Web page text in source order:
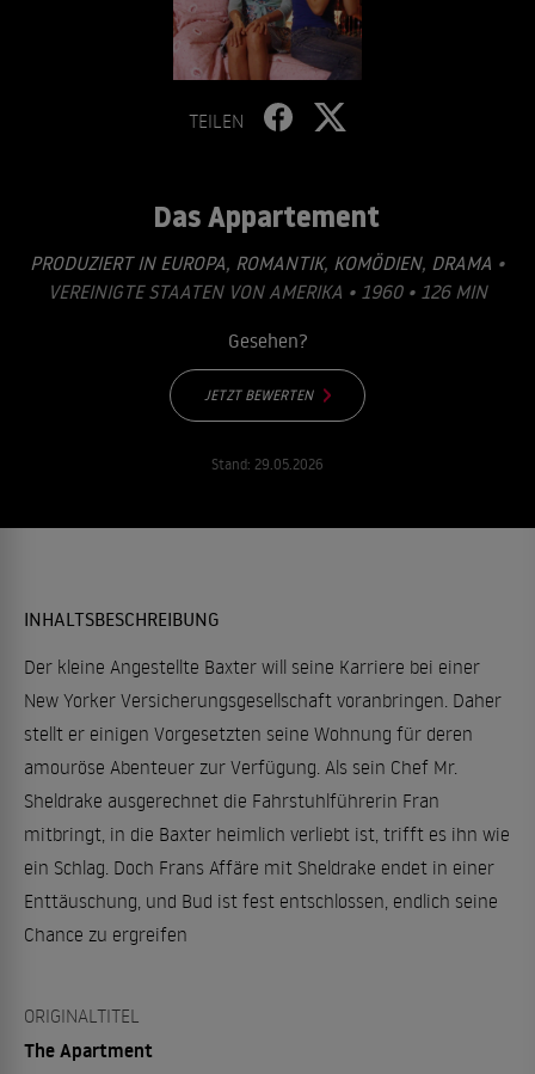
TEILEN
Das Appartement
PRODUZIERT IN EUROPA, ROMANTIK, KOMÖDIEN, DRAMA •
VEREINIGTE STAATEN VON AMERIKA • 1960 • 126 MIN
Gesehen?
JETZT BEWERTEN
Stand: 29.05.2026
INHALTSBESCHREIBUNG
Der kleine Angestellte Baxter will seine Karriere bei einer
New Yorker Versicherungsgesellschaft voranbringen. Daher
stellt er einigen Vorgesetzten seine Wohnung für deren
amouröse Abenteuer zur Verfügung. Als sein Chef Mr.
Sheldrake ausgerechnet die Fahrstuhlführerin Fran
mitbringt, in die Baxter heimlich verliebt ist, trifft es ihn wie
ein Schlag. Doch Frans Affäre mit Sheldrake endet in einer
Enttäuschung, und Bud ist fest entschlossen, endlich seine
Chance zu ergreifen
ORIGINALTITEL
The Apartment